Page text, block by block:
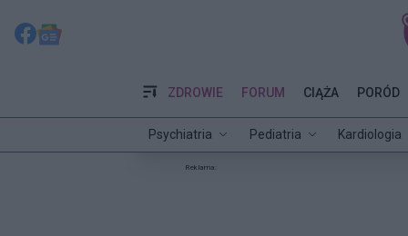
ZDROWIE
Psychiatria Pediatria Kardiologia
FORUM CIĄŻA PORÓD
Reklama: